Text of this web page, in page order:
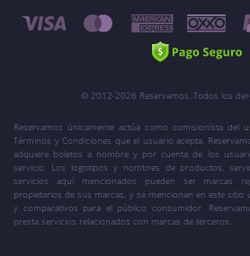
© 2012-2026 Reservamos. Todos los
Reservamos únicamente actúa como comisionista del
Términos y Condiciones que el usuario acepta.
adquiere boletos a nombre y por cuenta de los
servicio. Los logotipos y nombres de productos,
servicios aquí mencionados pueden ser marcas
propietarios de sus marcas, y se mencionan en este sitio
y comparativos para el público consumidor.
presta servicios relacionados con marcas de terceros.